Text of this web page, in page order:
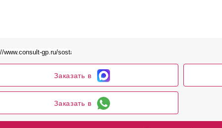
Заказать в
Заказать в